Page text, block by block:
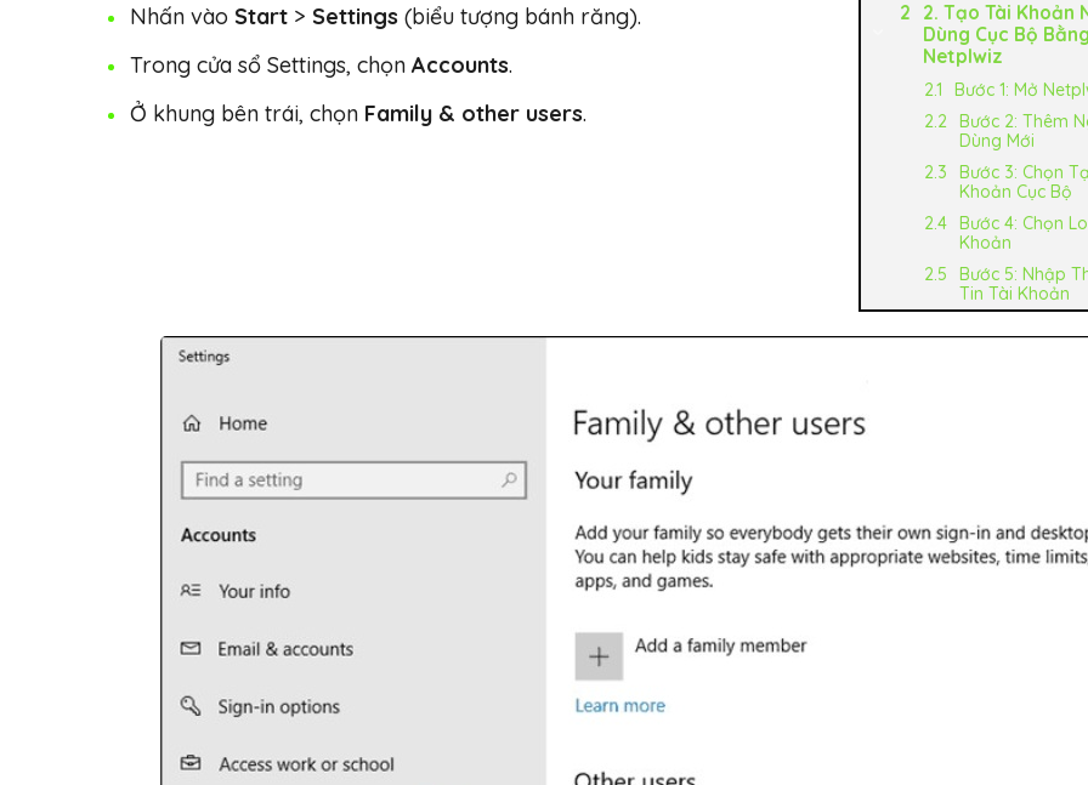
2. Tạo Tài Khoản
Dùng Cục Bộ
Netplwiz
Bước 1: Mở
Bước 2: Thêm
Dùng Mới
Bước 3: Chọn
Khoản Cục Bộ
Bước 4: Chọn
Khoản
Bước 5: Nhập
Tin Tài Khoản
Nhấn vào Start > Settings (biểu tượng bánh răng).
Trong cửa sổ Settings, chọn Accounts.
Ở khung bên trái, chọn Family & other users.